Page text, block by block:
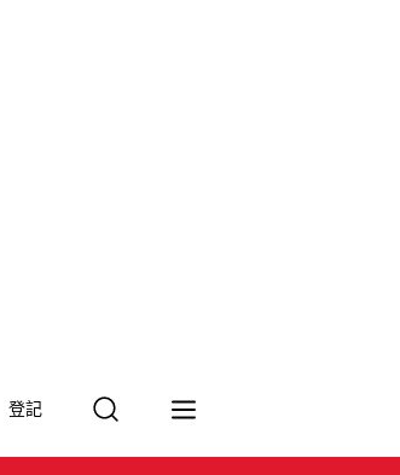
登記